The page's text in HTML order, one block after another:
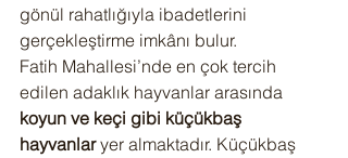
gönül rahatlığıyla ibadetlerini
gerçekleştirme imkânı bulur.
Fatih Mahallesi’nde en çok tercih
edilen adaklık hayvanlar arasında
koyun ve keçi gibi küçükbaş
hayvanlar yer almaktadır. Küçükbaş